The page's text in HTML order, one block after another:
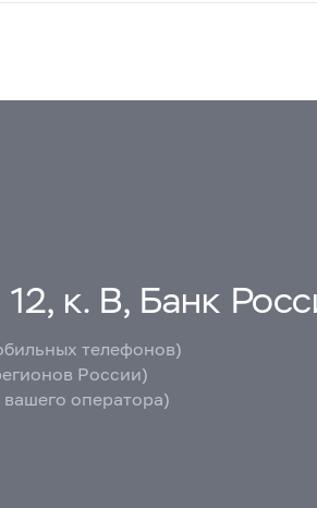
к. В, Банк
телефонов)
России)
оператора)